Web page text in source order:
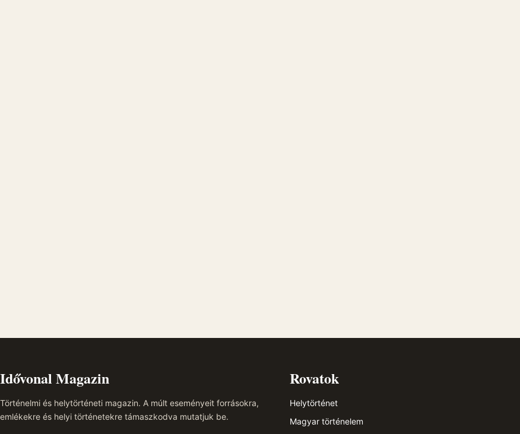
Idővonal Magazin
Történelmi és helytörténeti magazin. A múlt eseményeit forrásokra,
emlékekre és helyi történetekre támaszkodva mutatjuk be.
Rovatok
Helytörténet
Magyar történelem